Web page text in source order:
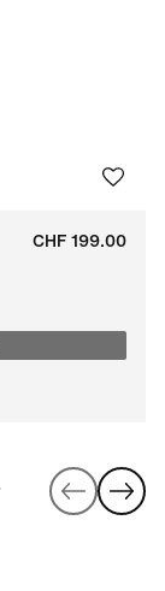
CHF 199.00